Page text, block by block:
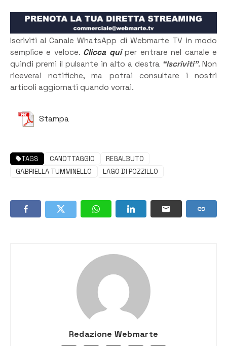
Iscriviti al Canale WhatsApp di Webmarte TV in modo
semplice e veloce. Clicca quiper entrare nel canale e
quindi premi il pulsante in alto a destra “Iscriviti”. Non
riceverai notifiche, ma potrai consultare i nostri
articoli aggiornati quando vorrai.
Stampa
TAGS CANOTTAGGIO
REGALBUTO
GABRIELLA TUMMINELLO
LAGO DI POZZILLO
Redazione Webmarte